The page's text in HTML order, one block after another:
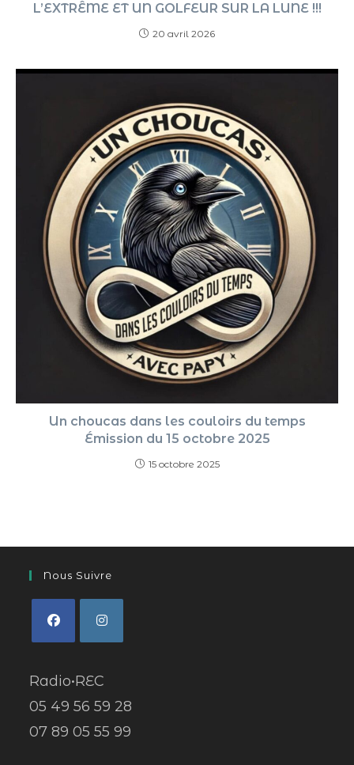
L’EXTRÊME ET UN GOLFEUR SUR LA LUNE !!!
20 avril 2026
Un choucas dans les couloirs du temps
Émission du 15 octobre 2025
15 octobre 2025
Nous Suivre
Radio•REC
05 49 56 59 28
07 89 05 55 99